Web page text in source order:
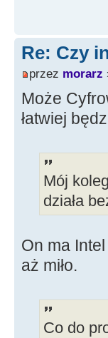
Re: Czy
przez morarz
Może
łatwiej
Mój
działa
On ma
aż miło.
Co do